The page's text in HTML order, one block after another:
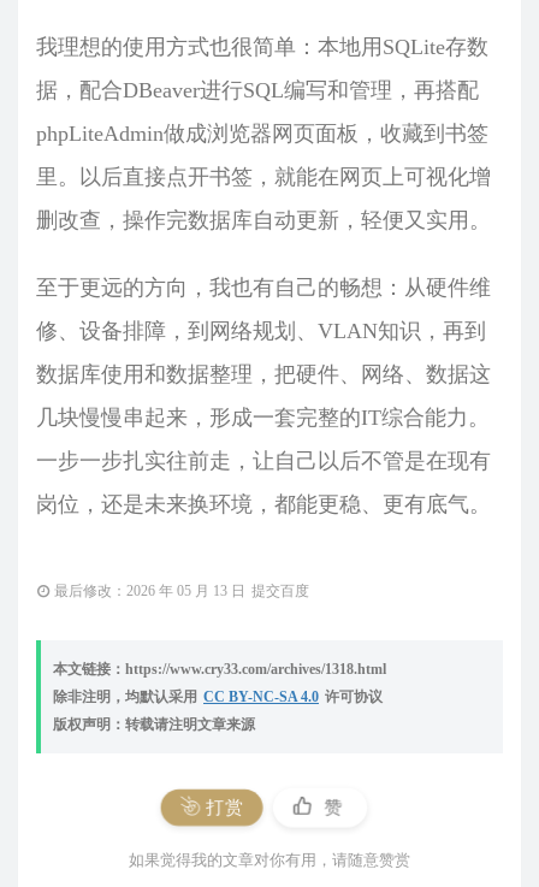
我理想的使用方式也很简单：本地用SQLite存数
据，配合DBeaver进行SQL编写和管理，再搭配
phpLiteAdmin做成浏览器网页面板，收藏到书签
里。以后直接点开书签，就能在网页上可视化增
删改查，操作完数据库自动更新，轻便又实用。
至于更远的方向，我也有自己的畅想：从硬件维
修、设备排障，到网络规划、VLAN知识，再到
数据库使用和数据整理，把硬件、网络、数据这
几块慢慢串起来，形成一套完整的IT综合能力。
一步一步扎实往前走，让自己以后不管是在现有
岗位，还是未来换环境，都能更稳、更有底气。
最后修改：2026 年 05 月 13 日 提交百度
本文链接：https://www.cry33.com/archives/1318.html
除非注明，均默认采用 CC BY-NC-SA 4.0 许可协议
版权声明：转载请注明文章来源
打赏 赞
如果觉得我的文章对你有用，请随意赞赏